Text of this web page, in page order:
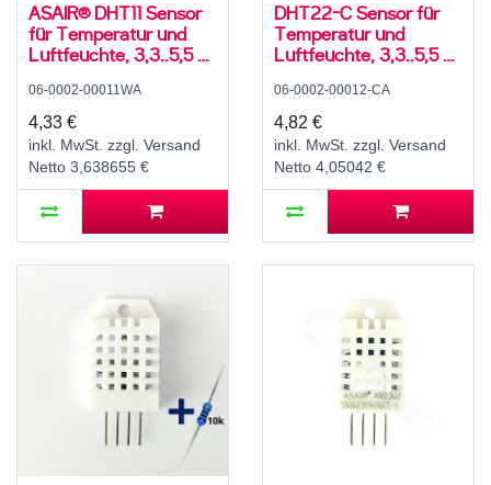
ASAIR® DHT11 Sensor
für Temperatur und
Luftfeuchte, 3,3..5,5 V,
± 2 °C, mit 10K
Widerstand und
Anleitung
06-0002-00011WA
4,33 €
inkl. MwSt. zzgl. Versand
Netto 3,638655 €
DHT22-C Sensor für
Temperatur und
Luftfeuchte, 3,3..5,5 V,
± 3 °C
06-0002-00012-CA
4,82 €
inkl. MwSt. zzgl. Versand
Netto 4,05042 €